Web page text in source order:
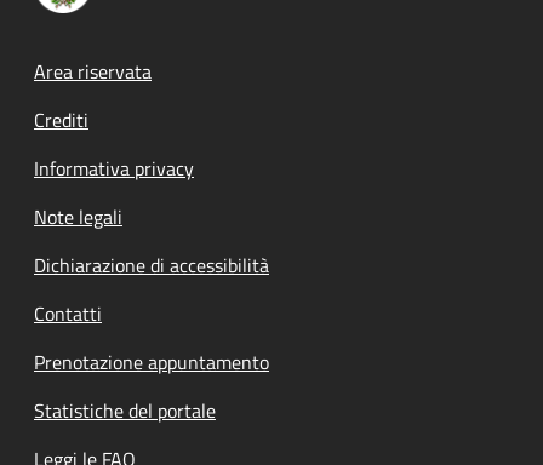
Footer menu
Area riservata
Crediti
Informativa privacy
Note legali
Dichiarazione di accessibilità
Contatti
Prenotazione appuntamento
Statistiche del portale
Leggi le FAQ